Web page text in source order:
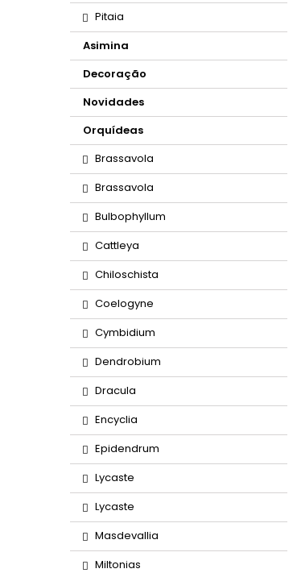
Pitaia
Asimina
Decoração
Novidades
Orquídeas
Brassavola
Brassavola
Bulbophyllum
Cattleya
Chiloschista
Coelogyne
Cymbidium
Dendrobium
Dracula
Encyclia
Epidendrum
Lycaste
Lycaste
Masdevallia
Miltonias